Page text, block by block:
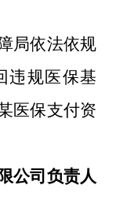
局依法依规
违规医保基
医保支付资
公司负责人